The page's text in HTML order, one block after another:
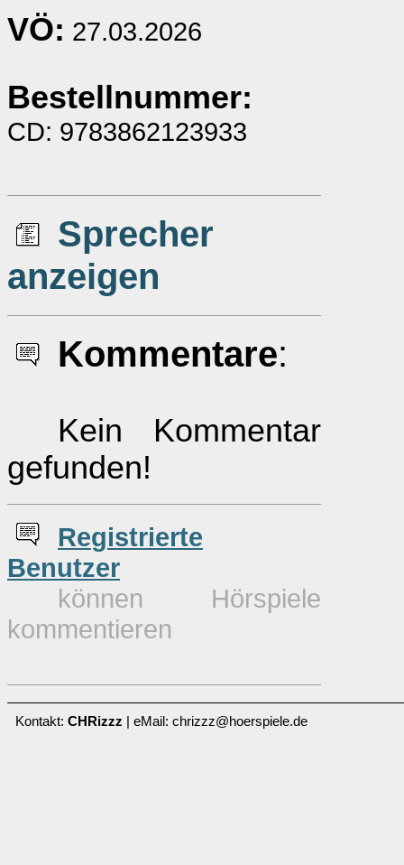
VÖ: 27.03.2026
Bestellnummer:
CD: 9783862123933
Sprecher
anzeigen
Kommentare:
Kein Kommentar
gefunden!
Registrierte
Benutzer
können Hörspiele
kommentieren
Kontakt: CHRizzz | eMail: chrizzz@hoerspiele.de